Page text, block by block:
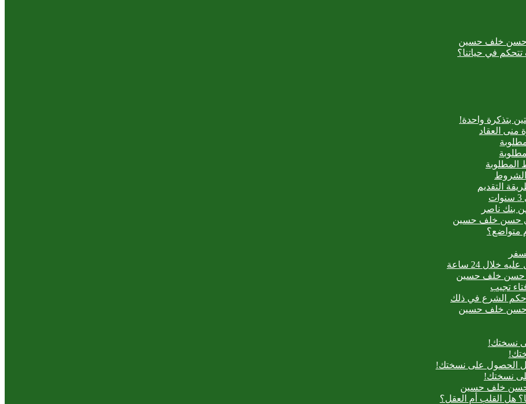
حسن خلف حسين
في حياتنا؟
بتذكرة واحدة!
منى العقاد
المطلوبة
الشروط
بنك ناصر
حسن خلف حسين
متواضع؟
حسن خلف حسين
تجيب
حكم الشرع في ذلك
حسن خلف حسين
نسختك!
الحصول على نسختك!
نسختك!
حسن خلف حسين
هل القلب أم العقل؟